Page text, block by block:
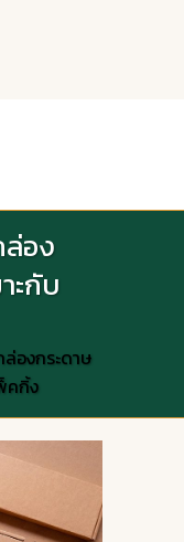
ล่อง
ะกับ
องกระดาษ
คกิ้ง